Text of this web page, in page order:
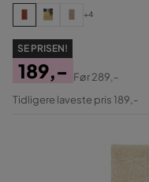
+4
SE PRISEN!
Pris
189,-
Original
Før289,-
Tidligere laveste pris 189,-